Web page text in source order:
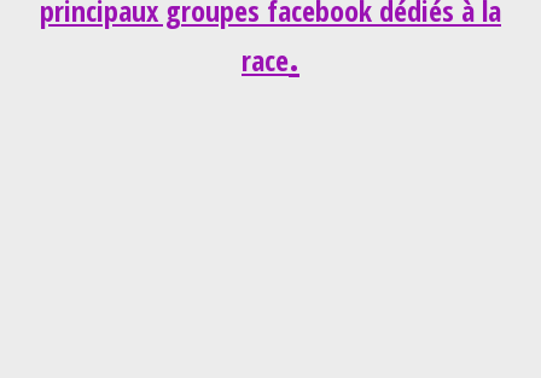
principaux groupes facebook dédiés à la
race.